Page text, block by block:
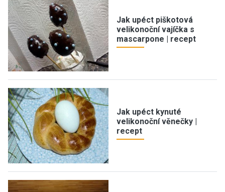
Jak upéct piškotová
velikonoční vajíčka s
mascarpone | recept
Jak upéct kynuté
velikonoční věnečky |
recept